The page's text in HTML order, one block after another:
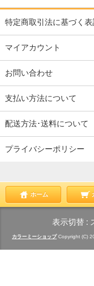
特定商取引法に基づく表
マイアカウント
お問い合わせ
支払い方法について
配送方法･送料について
プライバシーポリシー
ホーム
表示切替 :
カラーミーショップCopyright (C)